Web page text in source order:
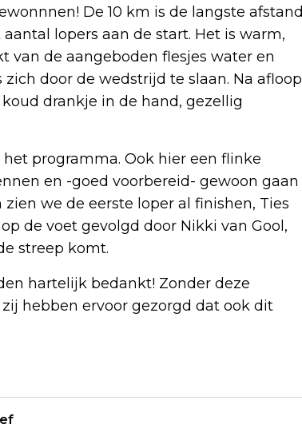
De 10 km is de langste afstand
lopers aan de start. Het is warm,
van de aangeboden flesjes water en
door de wedstrijd te slaan. Na afloop
drankje in de hand, gezellig
programma. Ook hier een flinke
en -goed voorbereid- gewoon gaan
we de eerste loper al finishen, Ties
de voet gevolgd door Nikki van Gool,
streep komt.
hartelijk bedankt! Zonder deze
hebben ervoor gezorgd dat ook dit